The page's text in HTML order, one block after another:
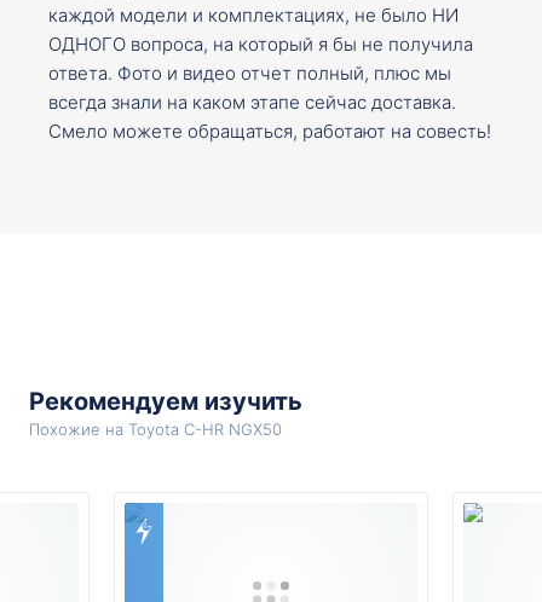
каждой модели и комплектациях, не было НИ
ОДНОГО вопроса, на который я бы не получила
ответа. Фото и видео отчет полный, плюс мы
всегда знали на каком этапе сейчас доставка.
Смело можете обращаться, работают на совесть!
Рекомендуем изучить
Похожие на Toyota C-HR NGX50